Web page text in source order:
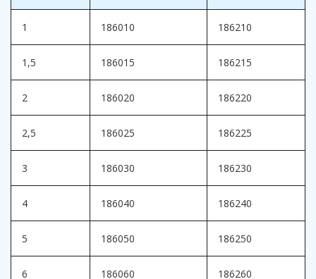
1 186010 186210
1,5 186015 186215
2 186020 186220
2,5 186025 186225
3 186030 186230
4 186040 186240
5 186050 186250
6 186060 186260